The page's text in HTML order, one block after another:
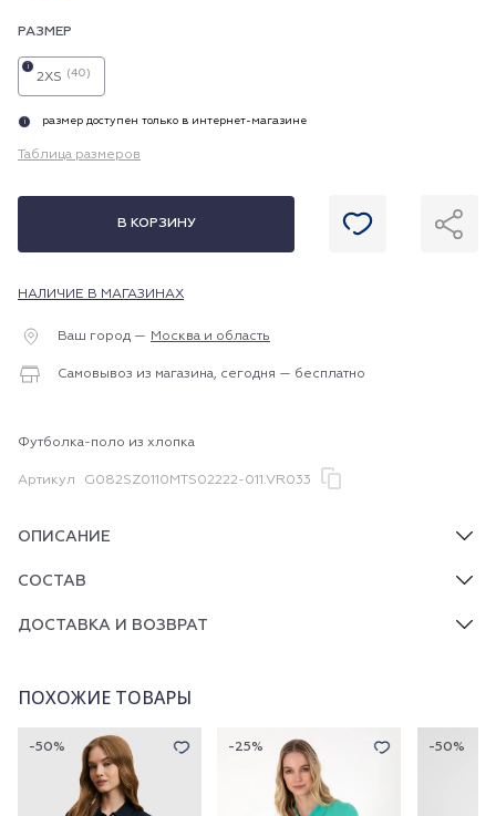
РАЗМЕР
2XS (40)
i
i размер доступен только в интернет-магазине
Таблица размеров
В КОРЗИНУ
НАЛИЧИЕ В МАГАЗИНАХ
Ваш город — Москва и область
Самовывоз из магазина, сегодня — бесплатно
Футболка-поло из хлопка
Артикул G082SZ0110MTS02222-011.VR033
ОПИСАНИЕ
СОСТАВ
ДОСТАВКА И ВОЗВРАТ
ПОХОЖИЕ ТОВАРЫ
-50% -25% -50%